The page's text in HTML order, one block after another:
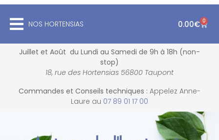
NOS HORTENSIAS 0.00€ 0
Juillet et Août du Lundi au Samedi de 9h à 18h (non-
stop)
18, rue des Hortensias 56800 Taupont
Commandes et Conseils techniques : Appelez Anne-
Laure au 07 89 01 17 00